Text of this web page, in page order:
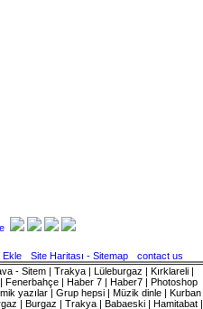
Ekle Site Haritası - Sitemap
contact us
- Sitem | Trakya | Lüleburgaz | Kırklareli |
Fenerbahçe | Haber 7 | Haber7 | Photoshop
yazılar | Grup hepsi | Müzik dinle | Kurban
| Burgaz | Trakya | Babaeski | Hamitabat |